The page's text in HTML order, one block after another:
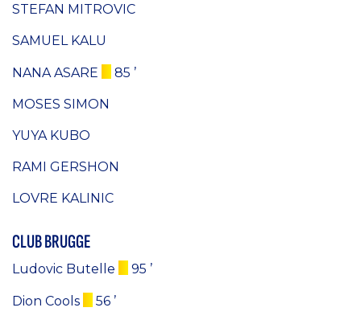
STEFAN MITROVIC
SAMUEL KALU
NANA ASARE 85 ’
MOSES SIMON
YUYA KUBO
RAMI GERSHON
LOVRE KALINIC
CLUB BRUGGE
Ludovic Butelle 95 ’
Dion Cools 56 ’